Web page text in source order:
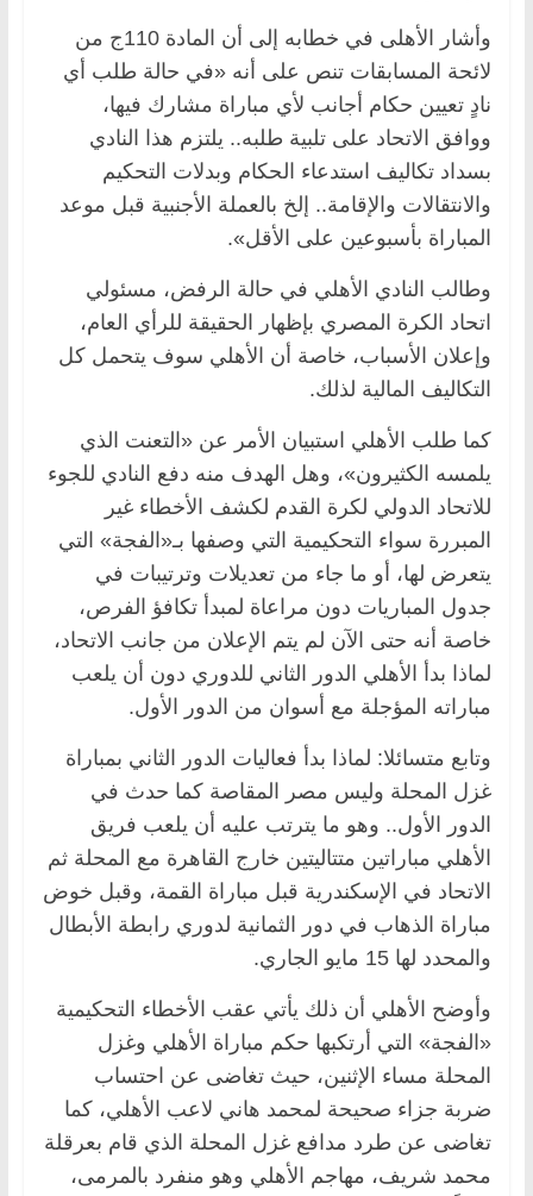
وأشار الأهلى في خطابه إلى أن المادة 110ج من
لائحة المسابقات تنص على أنه «في حالة طلب أي
نادٍ تعيين حكام أجانب لأي مباراة مشارك فيها،
ووافق الاتحاد على تلبية طلبه.. يلتزم هذا النادي
بسداد تكاليف استدعاء الحكام وبدلات التحكيم
والانتقالات والإقامة.. إلخ بالعملة الأجنبية قبل موعد
المباراة بأسبوعين على الأقل».
وطالب النادي الأهلي في حالة الرفض، مسئولي
اتحاد الكرة المصري بإظهار الحقيقة للرأي العام،
وإعلان الأسباب، خاصة أن الأهلي سوف يتحمل كل
التكاليف المالية لذلك.
كما طلب الأهلي استبيان الأمر عن «التعنت الذي
يلمسه الكثيرون»، وهل الهدف منه دفع النادي للجوء
للاتحاد الدولي لكرة القدم لكشف الأخطاء غير
المبررة سواء التحكيمية التي وصفها بـ«الفجة» التي
يتعرض لها، أو ما جاء من تعديلات وترتيبات في
جدول المباريات دون مراعاة لمبدأ تكافؤ الفرص،
خاصة أنه حتى الآن لم يتم الإعلان من جانب الاتحاد،
لماذا بدأ الأهلي الدور الثاني للدوري دون أن يلعب
مباراته المؤجلة مع أسوان من الدور الأول.
وتابع متسائلا: لماذا بدأ فعاليات الدور الثاني بمباراة
غزل المحلة وليس مصر المقاصة كما حدث في
الدور الأول.. وهو ما يترتب عليه أن يلعب فريق
الأهلي مباراتين متتاليتين خارج القاهرة مع المحلة ثم
الاتحاد في الإسكندرية قبل مباراة القمة، وقبل خوض
مباراة الذهاب في دور الثمانية لدوري رابطة الأبطال
والمحدد لها 15 مايو الجاري.
وأوضح الأهلي أن ذلك يأتي عقب الأخطاء التحكيمية
«الفجة» التي أرتكبها حكم مباراة الأهلي وغزل
المحلة مساء الإثنين، حيث تغاضى عن احتساب
ضربة جزاء صحيحة لمحمد هاني لاعب الأهلي، كما
تغاضى عن طرد مدافع غزل المحلة الذي قام بعرقلة
محمد شريف، مهاجم الأهلي وهو منفرد بالمرمى،